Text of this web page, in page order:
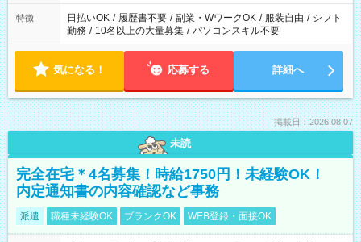
特徴 日払いOK / 履歴書不要 / 副業・WワークOK / 服装自由 / シフト
勤務 / 10名以上の大量募集 / パソコンスキル不要
気になる！ 応募する 詳細へ
掲載日：2026.08.07
未読
完全在宅＊4名募集！時給1750円！未経験OK！
内定通知書の内容確認など事務
派遣 職種未経験OK ブランクOK WEB登録・面接OK